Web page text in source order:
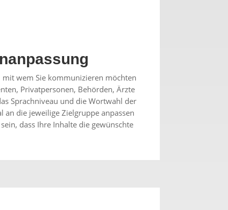
mit wem Sie kommunizieren möchten
Privatpersonen, Behörden, Ärzte
Sprachniveau und die Wortwahl der
an die jeweilige Zielgruppe anpassen
dass Ihre Inhalte die gewünschte